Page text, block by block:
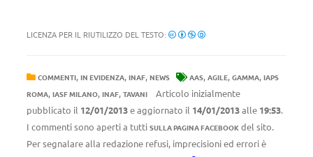
LICENZA PER IL RIUTILIZZO DEL TESTO:
COMMENTI, IN EVIDENZA, INAF, NEWS AAS, AGILE, GAMMA, IAPS
ROMA, IASF MILANO, INAF, TAVANI
Articolo inizialmente
pubblicato il 12/01/2013e aggiornato il 14/01/2013alle 19:53.
I commenti sono aperti a tutti SULLA PAGINA FACEBOOK del sito.
Per segnalare alla redazione refusi, imprecisioni ed errori è